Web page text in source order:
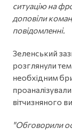
ситуацію на
доповіли
повідомленні.
Зеленський
розглянули
необхідним
вітчизняного
"Обговорили